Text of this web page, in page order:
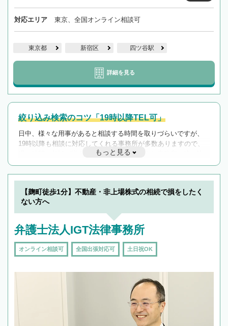
対応エリア 東京、全国オンライン相談可
東京都 新宿区 四ツ谷駅
詳細を見る
絞り込み検索のコツ「19時以降TEL可」
日中、様々な用事があると相談する時間を取りづらいですが、
19時以降も相談に対応してくれる事務所が多数ありますので、
遅い時間の相談が増えそうな場合はそのような事務所に絞り込
んで検索してみましょう。
19時以降TEL可の条件
を加えて再検索
もっと見る
【麹町徒歩1分】不動産・非上場株式の相続で損をしたく
ない方へ
弁護士法人IGT法律事務所
オンライン相談可 全国出張対応可 土日祝OK